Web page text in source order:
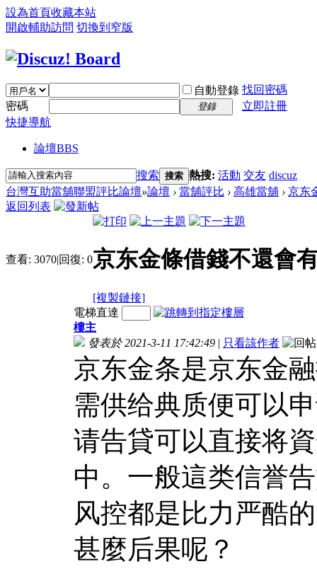
設為首頁收藏本站
開啟輔助訪問 切換到窄版
自動登錄 找回密碼
密碼
登錄
立即註冊
快捷導航
論壇BBS
搜索 搜索 熱搜: 活動 交友 discuz
台灣互助當舖聯盟評比論壇»論壇 › 當舖評比 › 高雄當舖 › 京东
返回列表
查看: 3070|回復: 0京东金條借錢不還會
[複製鏈接]
電梯直達
樓主
發表於 2021-3-11 17:42:49 | 只看該作者
京东金条是京东金
需供给典质便可以
请告貸可以直接将
中。一般這类信誉
风控都是比力严酷
甚麼后果呢？